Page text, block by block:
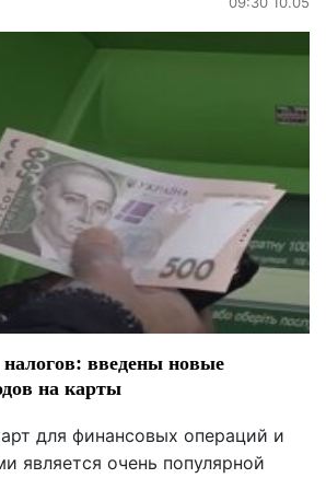
введены новые
на карты
для финансовых операций и
является очень популярной